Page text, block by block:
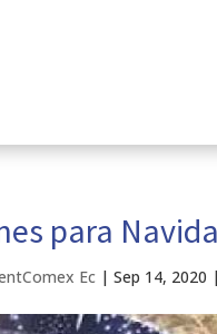
para
Ec |Sep 14, 2020